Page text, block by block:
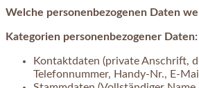
Welche personenbezogenen Daten
Kategorien personenbezogener Daten:
Kontaktdaten (private Anschrift,
Telefonnummer, Handy-Nr., E-